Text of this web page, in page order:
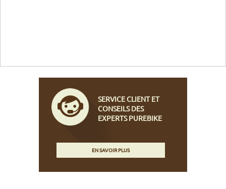
SERVICE CLIENT ET
CONSEILS DES
EXPERTS PUREBIKE
EN SAVOIR PLUS